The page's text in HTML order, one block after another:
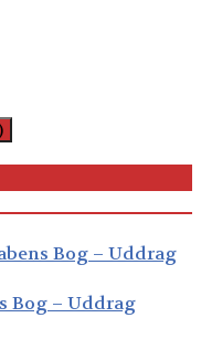
Bog – Uddrag
Bog – Uddrag